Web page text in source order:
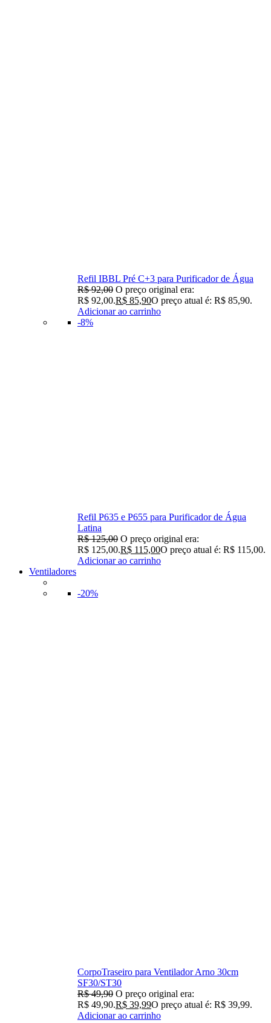
Refil IBBL Pré C+3 para Purificador de Água
R$92,00 O preço original era:
R$ 92,00.R$ 85,90O preço atual é: R$ 85,90.
Adicionar ao carrinho
-8%
Refil P635 e P655 para Purificador de Água
Latina
R$125,00 O preço original era:
R$ 125,00.R$ 115,00O preço atual é: R$ 115,00.
Adicionar ao carrinho
Ventiladores
-20%
CorpoTraseiro para Ventilador Arno 30cm
SF30/ST30
R$49,90 O preço original era:
R$ 49,90.R$ 39,99O preço atual é: R$ 39,99.
Adicionar ao carrinho